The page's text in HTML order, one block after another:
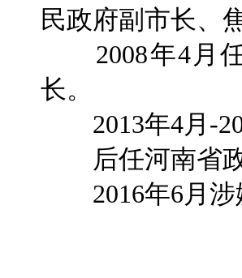
民政府副市长、
2008年4月任
长。
2013年4月-
后任河南省政
2016年6月涉